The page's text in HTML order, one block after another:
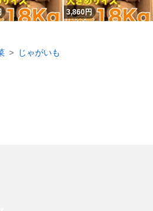
3,860円
じゃがいも